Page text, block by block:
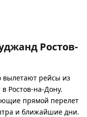
Ростов-
вылетают рейсы из
Ростов-на-Дону.
прямой перелет
и ближайшие дни.